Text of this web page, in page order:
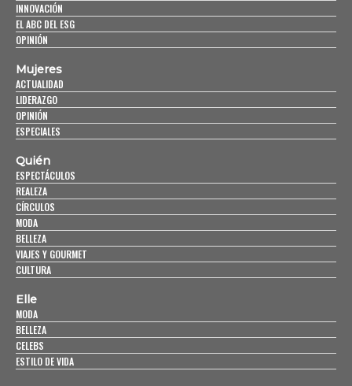
INNOVACIÓN
EL ABC DEL ESG
OPINIÓN
Mujeres
ACTUALIDAD
LIDERAZGO
OPINIÓN
ESPECIALES
Quién
ESPECTÁCULOS
REALEZA
CÍRCULOS
MODA
BELLEZA
VIAJES Y GOURMET
CULTURA
Elle
MODA
BELLEZA
CELEBS
ESTILO DE VIDA